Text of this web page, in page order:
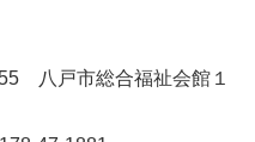
八戸市総合福祉会館１